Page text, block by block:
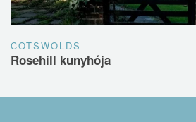
COTSWOLDS
Rosehill kunyhója